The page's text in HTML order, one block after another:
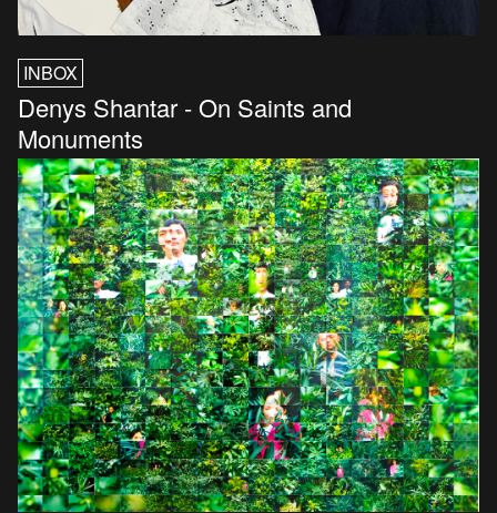
INBOX
Denys Shantar - On Saints and
Monuments